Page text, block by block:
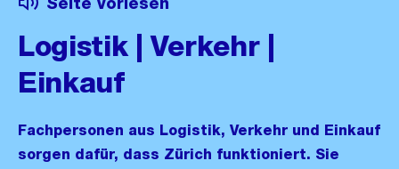
Logistik | Verkehr |
Einkauf
Fachpersonen aus Logistik, Verkehr und Einkauf
sorgen dafür, dass Zürich funktioniert. Sie